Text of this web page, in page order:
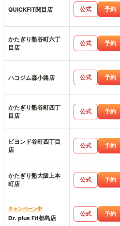
QUICKFIT関目店 公式 予約
かたぎり塾谷町六丁
目店
公式 予約
ハコジム森小路店 公式 予約
かたぎり塾谷町四丁
目店
公式 予約
ビヨンド谷町四丁目
店
公式 予約
かたぎり塾大阪上本
町店
公式 予約
キャンペーン中
Dr. plus Fit都島店
公式 予約